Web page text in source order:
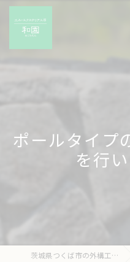
ポールタイプ
を行
茨城県つくば市の外構工事なら有限会社和園